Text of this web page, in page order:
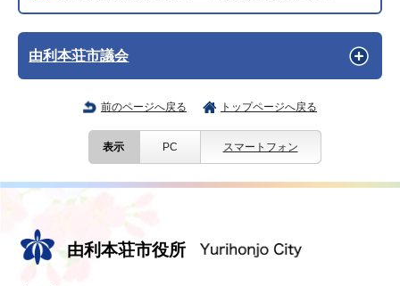
由利本荘市議会
前のページへ戻る トップページへ戻る
表示 PC スマートフォン
由利本荘市役所